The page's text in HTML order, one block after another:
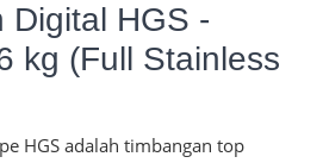
Digital HGS -
kg (Full Stainless
HGS adalah timbangan top